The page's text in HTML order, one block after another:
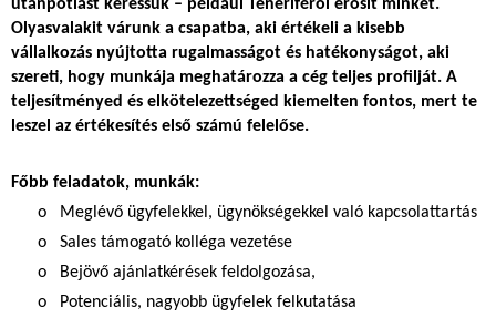
utánpótlást keressük – például Teneriféről erősít minket.
Olyasvalakit várunk a csapatba, aki értékeli a kisebb
vállalkozás nyújtotta rugalmasságot és hatékonyságot, aki
szereti, hogy munkája meghatározza a cég teljes profilját. A
teljesítményed és elkötelezettséged kiemelten fontos, mert te
leszel az értékesítés első számú felelőse.
Főbb feladatok, munkák:
o Meglévő ügyfelekkel, ügynökségekkel való kapcsolattartás
o Sales támogató kolléga vezetése
o Bejövő ajánlatkérések feldolgozása,
o Potenciális, nagyobb ügyfelek felkutatása